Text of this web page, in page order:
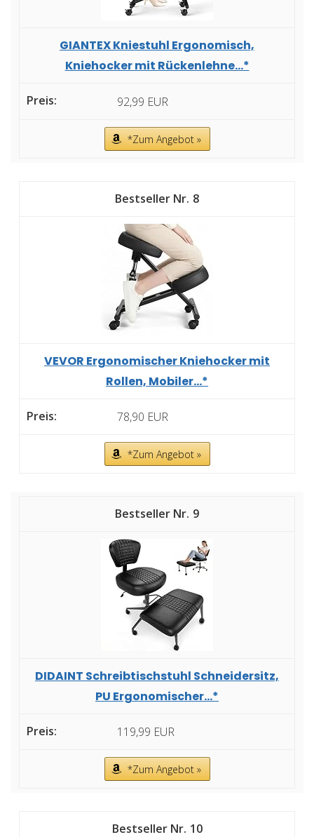
GIANTEX Kniestuhl Ergonomisch,
Kniehocker mit Rückenlehne...*
92,99 EUR
*Zum Angebot »
8
VEVOR Ergonomischer Kniehocker mit
Rollen, Mobiler...*
78,90 EUR
*Zum Angebot »
9
DIDAINT Schreibtischstuhl Schneidersitz,
PU Ergonomischer...*
119,99 EUR
*Zum Angebot »
10